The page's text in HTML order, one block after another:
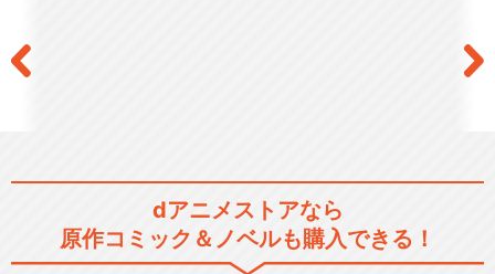
dアニメストアなら
原作コミック＆ノベルも購入できる！